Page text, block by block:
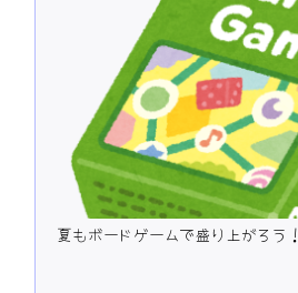
夏もボードゲームで盛り上がろう！